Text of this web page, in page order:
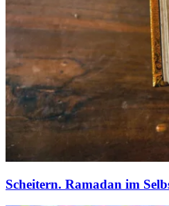
Scheitern. Ramadan im